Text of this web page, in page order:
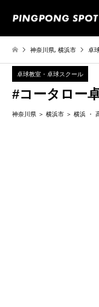
神奈川県,横浜市 卓
卓球教室・卓球スクール
#コータロー
神奈川県 横浜市 横浜